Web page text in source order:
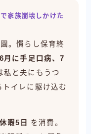
家族崩壊しかけた
。慣らし保育終
月に手足口病、7
私と夫にもうつ
トイレに駆け込む
暇5日
を消費。